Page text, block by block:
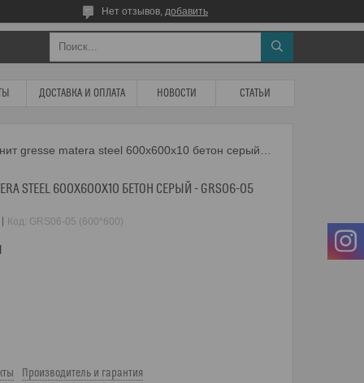
Нет отзывов, добавить
ДОСТАВКА И ОПЛАТА НОВОСТИ СТАТЬИ
STEEL 600Х600Х10 БЕТОН СЕРЫЙ - GRS06-05
Код: GRS06-05 (600*600)
Производитель и гарантия